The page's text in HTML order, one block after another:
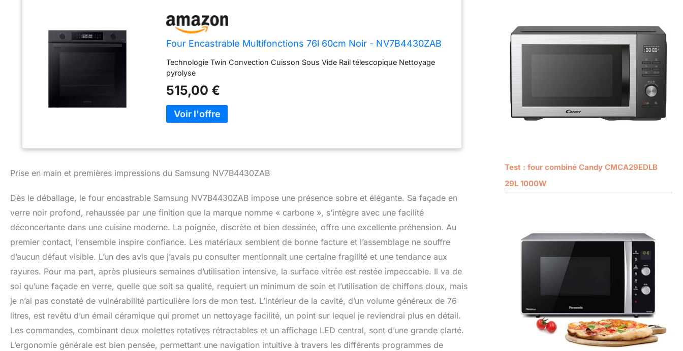
Four Encastrable Multifonctions 76l 60cm Noir - NV7B4430ZAB
Technologie Twin Convection Cuisson Sous Vide Rail télescopique Nettoyage
pyrolyse
515,00 €
Prise en main et premières impressions du Samsung NV7B4430ZAB
Dès le déballage, le four encastrable Samsung NV7B4430ZAB impose une présence sobre et élégante. Sa façade en
verre noir profond, rehaussée par une finition que la marque nomme « carbone », s’intègre avec une facilité
déconcertante dans une cuisine moderne. La poignée, discrète et bien dessinée, offre une excellente préhension. Au
premier contact, l’ensemble inspire confiance. Les matériaux semblent de bonne facture et l’assemblage ne souffre
d’aucun défaut visible. L’un des avis que j’avais pu consulter mentionnait une certaine fragilité et une tendance aux
rayures. Pour ma part, après plusieurs semaines d’utilisation intensive, la surface vitrée est restée impeccable. Il va de
soi qu’une façade en verre, quelle que soit sa qualité, requiert un minimum de soin et l’utilisation de chiffons doux, mais
je n’ai pas constaté de vulnérabilité particulière lors de mon test. L’intérieur de la cavité, d’un volume généreux de 76
litres, est revêtu d’un émail céramique qui promet un nettoyage facilité, un point sur lequel je reviendrai plus en détail.
Les commandes, combinant deux molettes rotatives rétractables et un affichage LED central, sont d’une grande clarté.
L’ergonomie générale est bien pensée, permettant une navigation intuitive à travers les différents programmes de
Test : four combiné Candy CMCA29EDLB
29L 1000W